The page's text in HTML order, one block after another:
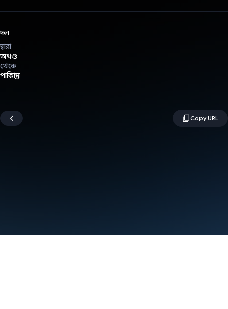
দল
দ্বারা
অখণ্ড
থেকে
পাকিস্তান